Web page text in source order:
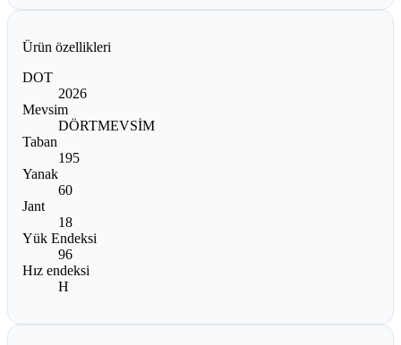
Ürün özellikleri
DOT
2026
Mevsim
DÖRTMEVSİM
Taban
195
Yanak
60
Jant
18
Yük Endeksi
96
Hız endeksi
H